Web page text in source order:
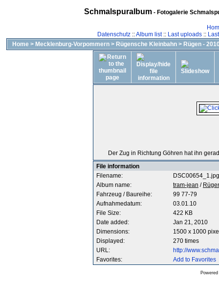
Schmalspuralbum- Fotogalerie
Datenschutz::Album list:: Last uploads::
Home > Mecklenburg-Vorpommern > Rügensche Kleinbahn > Rügen -
Der Zug in Richtung Göhren hat ihn
File information
Filename:
DSC00654_1.jpg
Album name:
tram-jean /
Fahrzeug / Baureihe:
99 77-79
Aufnahmedatum:
03.01.10
File Size:
422 KB
Date added:
Jan 21, 2010
Dimensions:
1500 x 1000
Displayed:
270 times
URL:
http://
Favorites:
Add to Favorites